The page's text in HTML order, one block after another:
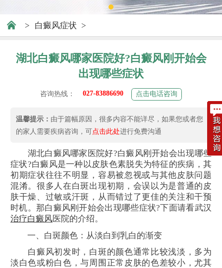
> 白癜风症状 >
湖北白癜风哪家医院好?白癜风刚开始会
出现哪些症状
咨询热线： 027-83886690 点击电话咨询
温馨提示： 由于篇幅原因，很多内容不能详尽，如果您或者您
的家人需要疾病咨询，可点击此处进行免费沟通
湖北白癜风哪家医院好?白癜风刚开始会出现哪些
症状?白癜风是一种以皮肤色素脱失为特征的疾病，其
初期症状往往不明显，容易被忽视或与其他皮肤问题
混淆。很多人在白斑出现初期，会误以为是普通的皮
肤干燥、过敏或汗斑，从而错过了更佳的关注和干预
时机。那白癜风刚开始会出现哪些症状?下面请看武汉
治疗白癜风医院的介绍。
一、白斑颜色：从淡白到乳白的渐变
白癜风初发时，白斑的颜色通常比较浅淡，多为
淡白色或粉白色，与周围正常皮肤的色差较小，尤其